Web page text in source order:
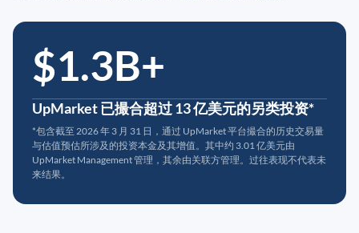
$1.3B+
UpMarket 已撮合超过 13 亿美元的另类投资*
*包含截至 2026 年 3 月 31 日，通过 UpMarket 平台撮合的历史交易量
与估值预估所涉及的投资本金及其增值。其中约 3.01 亿美元由
UpMarket Management 管理，其余由关联方管理。过往表现不代表未
来结果。